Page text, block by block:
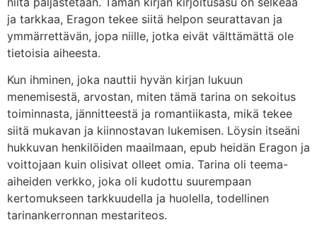
ja tarkkaa, Eragon tekee siitä helpon seurattavan ja
ymmärrettävän, jopa niille, jotka eivät välttämättä ole
tietoisia aiheesta.
Kun ihminen, joka nauttii hyvän kirjan lukuun
menemisestä, arvostan, miten tämä tarina on sekoitus
toiminnasta, jännitteestä ja romantiikasta, mikä tekee
siitä mukavan ja kiinnostavan lukemisen. Löysin itseäni
hukkuvan henkilöiden maailmaan, epub heidän Eragon ja
voittojaan kuin olisivat olleet omia. Tarina oli teema-
aiheiden verkko, joka oli kudottu suurempaan
kertomukseen tarkkuudella ja huolella, todellinen
tarinankerronnan mestariteos.